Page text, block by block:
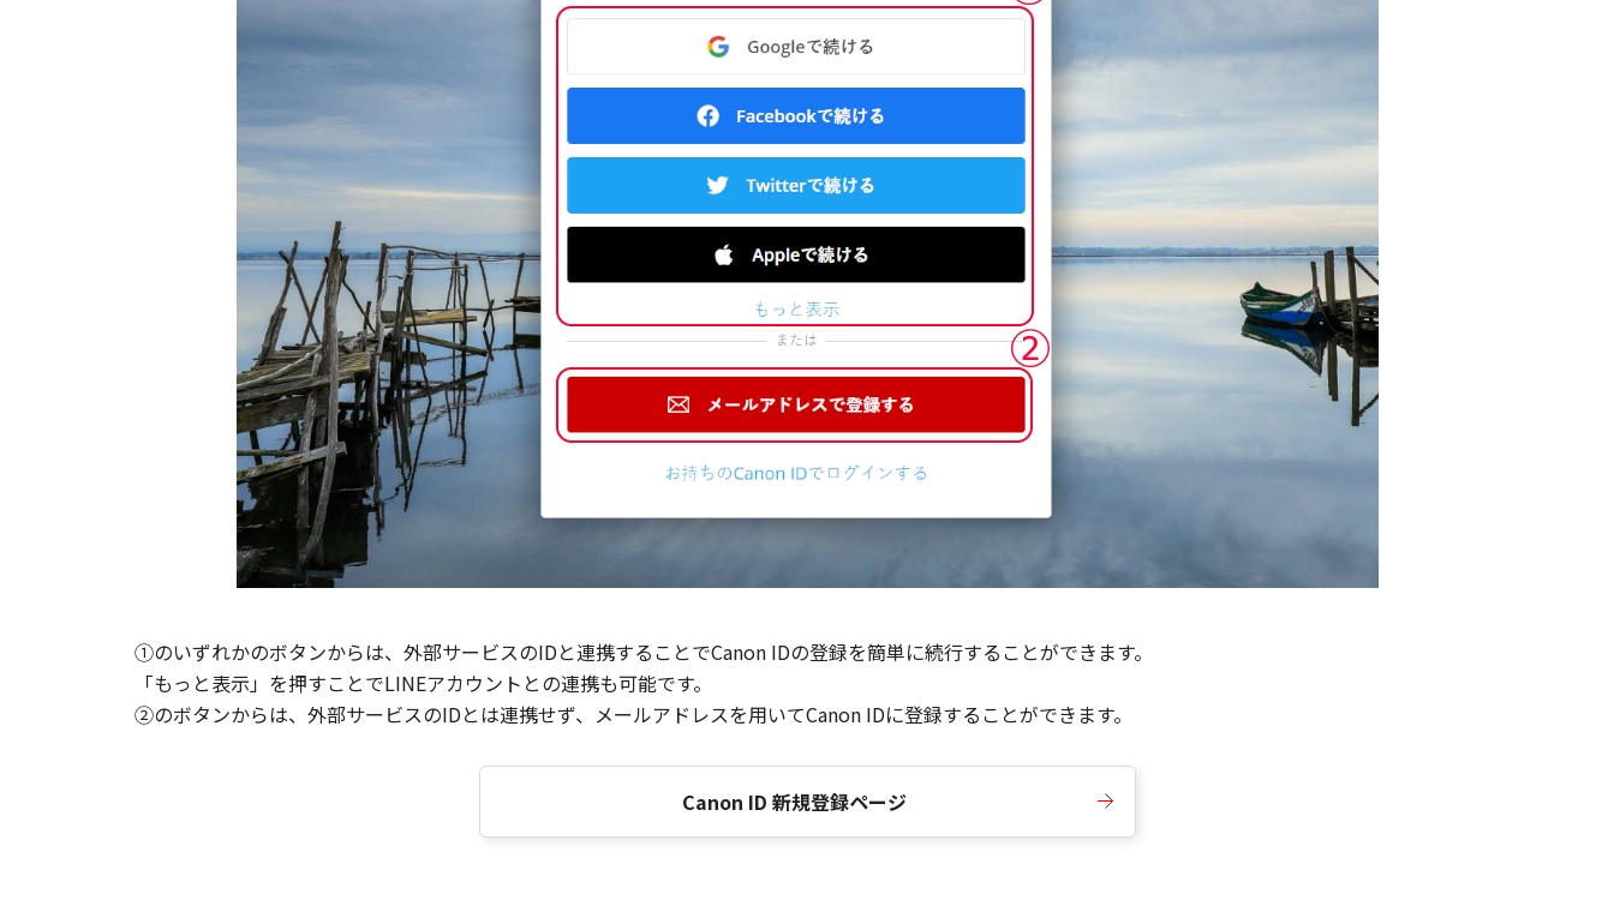
①のいずれかのボタンからは、外部サービスのIDと連携することでCanon IDの登録を簡単に続行することができます。
「もっと表示」を押すことでLINEアカウントとの連携も可能です。
②のボタンからは、外部サービスのIDとは連携せず、メールアドレスを用いてCanon IDに登録することができます。
Canon ID 新規登録ページ